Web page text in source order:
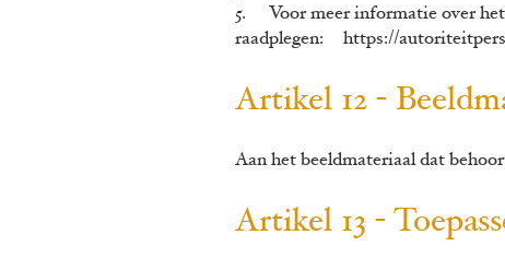
5. Voor meer informatie over het
raadplegen: https://
Artikel 12 -
Aan het beeldmateriaal dat
Artikel 13 -